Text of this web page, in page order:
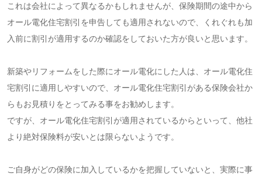
これは会社によって異なるかもしれませんが、保険期間の途中から
オール電化住宅割引を申告しても適用されないので、くれぐれも加
入前に割引が適用するのか確認をしておいた方が良いと思います。
新築やリフォームをした際にオール電化にした人は、オール電化住
宅割引に適用しやすいので、オール電化住宅割引がある保険会社か
らもお見積りをとってみる事をお勧めします。
ですが、オール電化住宅割引が適用されているからといって、他社
より絶対保険料が安いとは限らないようです。
ご自身がどの保険に加入しているかを把握していないと、実際に事